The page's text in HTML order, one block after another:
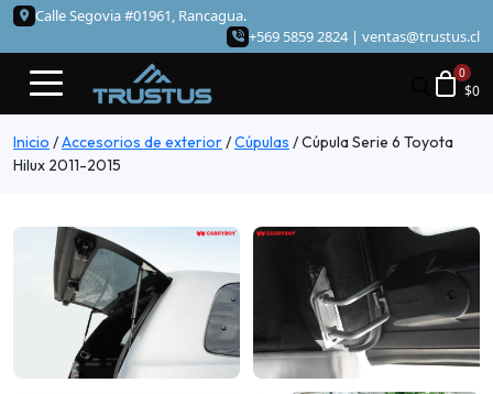
Calle Segovia #01961, Rancagua.
+569 5859 2824 | ventas@trustus.cl
$0
Inicio /Accesorios de exterior/Cúpulas /Cúpula Serie 6 Toyota
Hilux 2011-2015